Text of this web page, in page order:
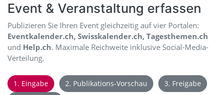
Event & Veranstaltung erfassen
Publizieren Sie Ihren Event gleichzeitig auf vier Portalen:
Eventkalender.ch, Swisskalender.ch, Tagesthemen.ch
und Help.ch. Maximale Reichweite inklusive Social-Media-
Verteilung.
1. Eingabe 2. Publikations-Vorschau
3. Freigabe